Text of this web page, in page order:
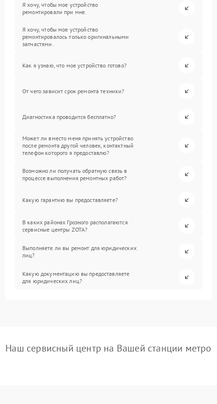
Я хочу, чтобы мое устройство
ремонтировали при мне.
Я хочу, чтобы мое устройство
ремонтировалось только оригинальными
запчастями.
Как я узнаю, что мое устройство готово?
От чего зависит срок ремонта техники?
Диагностика проводится бесплатно?
Может ли вместо меня принять устройство
после ремонта другой человек, контактный
телефон которого я предоставлю?
Возможно ли получать обратную связь в
процессе выполнения ремонтных работ?
Какую гарантию вы предоставляете?
В каких районах Грозного располагаются
сервисные центры ZOTA?
Выполняете ли вы ремонт для юридических
лиц?
Какую документацию вы предоставляете
для юридических лиц?
Наш сервисный центр на Вашей станции метро